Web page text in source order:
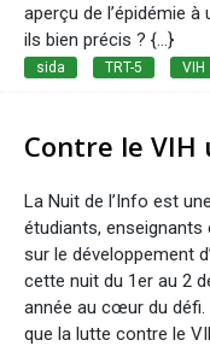
aperçu de l’épidémie
ils bien précis ? {...}
sida TRT-5 VIH
Contre le
La Nuit de l’Info est
étudiants,
sur le développement
cette nuit du 1er au 2
année au cœur du
que la lutte contre le